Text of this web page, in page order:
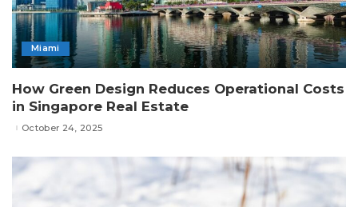
Miami
How Green Design Reduces Operational Costs
in Singapore Real Estate
October 24, 2025